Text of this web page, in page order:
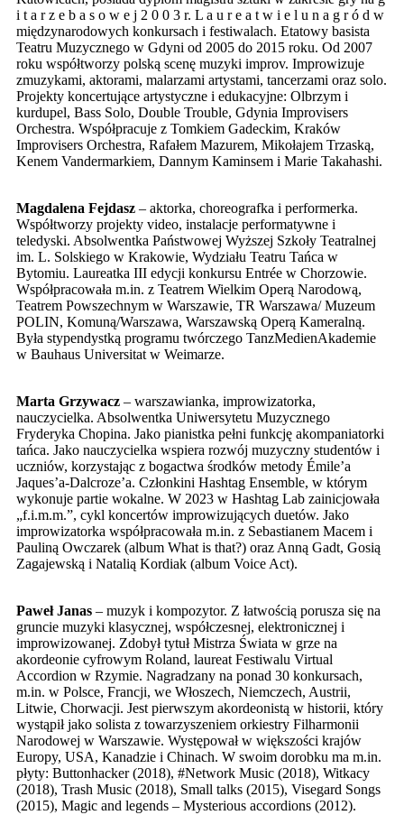
i t a r z e b a s o w e j 2 0 0 3 r. L a u r e a t w i e l u n a g r ó d w
międzynarodowych konkursach i festiwalach. Etatowy basista
Teatru Muzycznego w Gdyni od 2005 do 2015 roku. Od 2007
roku współtworzy polską scenę muzyki improv. Improwizuje
zmuzykami, aktorami, malarzami artystami, tancerzami oraz solo.
Projekty koncertujące artystyczne i edukacyjne: Olbrzym i
kurdupel, Bass Solo, Double Trouble, Gdynia Improvisers
Orchestra. Współpracuje z Tomkiem Gadeckim, Kraków
Improvisers Orchestra, Rafałem Mazurem, Mikołajem Trzaską,
Kenem Vandermarkiem, Dannym Kaminsem i Marie Takahashi.
Magdalena Fejdasz – aktorka, choreografka i performerka.
Współtworzy projekty video, instalacje performatywne i
teledyski. Absolwentka Państwowej Wyższej Szkoły Teatralnej
im. L. Solskiego w Krakowie, Wydziału Teatru Tańca w
Bytomiu. Laureatka III edycji konkursu Entrée w Chorzowie.
Współpracowała m.in. z Teatrem Wielkim Operą Narodową,
Teatrem Powszechnym w Warszawie, TR Warszawa/ Muzeum
POLIN, Komuną/Warszawa, Warszawską Operą Kameralną.
Była stypendystką programu twórczego TanzMedienAkademie
w Bauhaus Universitat w Weimarze.
Marta Grzywacz – warszawianka, improwizatorka,
nauczycielka. Absolwentka Uniwersytetu Muzycznego
Fryderyka Chopina. Jako pianistka pełni funkcję akompaniatorki
tańca. Jako nauczycielka wspiera rozwój muzyczny studentów i
uczniów, korzystając z bogactwa środków metody Émile’a
Jaques’a-Dalcroze’a. Członkini Hashtag Ensemble, w którym
wykonuje partie wokalne. W 2023 w Hashtag Lab zainicjowała
„f.i.m.m.”, cykl koncertów improwizujących duetów. Jako
improwizatorka współpracowała m.in. z Sebastianem Macem i
Pauliną Owczarek (album What is that?) oraz Anną Gadt, Gosią
Zagajewską i Natalią Kordiak (album Voice Act).
Paweł Janas – muzyk i kompozytor. Z łatwością porusza się na
gruncie muzyki klasycznej, współczesnej, elektronicznej i
improwizowanej. Zdobył tytuł Mistrza Świata w grze na
akordeonie cyfrowym Roland, laureat Festiwalu Virtual
Accordion w Rzymie. Nagradzany na ponad 30 konkursach,
m.in. w Polsce, Francji, we Włoszech, Niemczech, Austrii,
Litwie, Chorwacji. Jest pierwszym akordeonistą w historii, który
wystąpił jako solista z towarzyszeniem orkiestry Filharmonii
Narodowej w Warszawie. Występował w większości krajów
Europy, USA, Kanadzie i Chinach. W swoim dorobku ma m.in.
płyty: Buttonhacker (2018), #Network Music (2018), Witkacy
(2018), Trash Music (2018), Small talks (2015), Visegard Songs
(2015), Magic and legends – Mysterious accordions (2012).